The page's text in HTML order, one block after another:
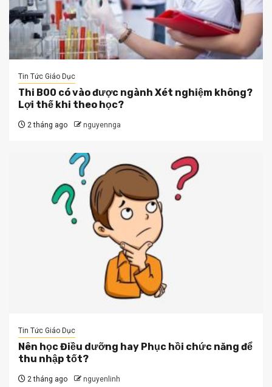
Tin Tức Giáo Dục
Thi B00 có vào được ngành Xét nghiệm không?
Lợi thế khi theo học?
2 tháng ago nguyennga
Tin Tức Giáo Dục
Nên học Điều dưỡng hay Phục hồi chức năng để
thu nhập tốt?
2 tháng ago nguyenlinh